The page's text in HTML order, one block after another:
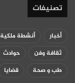
تصنيفات
أخبار أنشطة ملكية
ثقافة وفن
حوادث
طب و صحة
قضايا